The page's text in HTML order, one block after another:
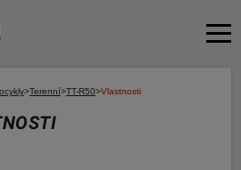
Produkty
>Terenní>TT-R50>Vlastnosti